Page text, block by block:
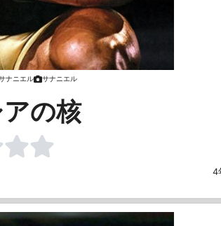
ナニエル サナニエル
の核
4